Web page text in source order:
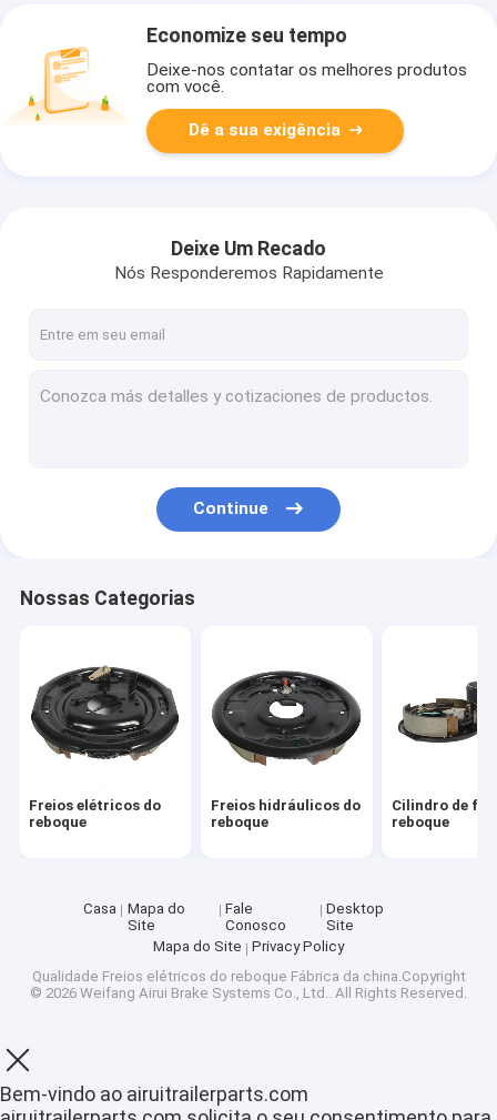
Casa
Show de RV
Economize seu tempo
Deixe-nos contatar os melhores produtos
com você.
Dê a sua exigência
Deixe Um Recado
Nós Responderemos Rapidamente
Continue
Nossas Categorias
Freios elétricos do
reboque
Freios hidráulicos do
reboque
Cilindro de
reboque
Casa
Mapa do
Site
Fale
Conosco
Desktop
Site
Mapa do Site
Privacy Policy
Qualidade Freios elétricos do reboque Fábrica da china.Copyright
© 2026 Weifang Airui Brake Systems Co., Ltd.. All Rights Reserved.
Bem-vindo ao airuitrailerparts.com